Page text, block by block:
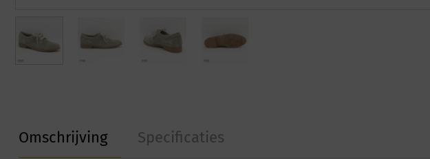
Omschrijving Specificaties